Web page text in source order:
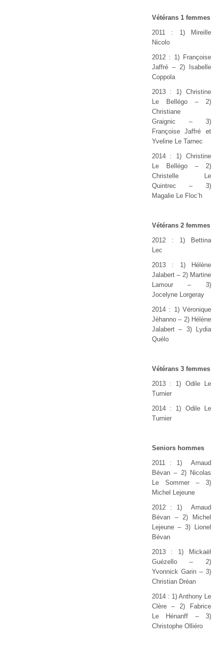
Vétérans 1 femmes
2011 : 1) Mireille
Nicolo
2012 : 1) Françoise
Jaffré – 2) Isabelle
Coppola
2013 : 1) Christine
Le Bellégo –2)
Christiane
Graignic –3)
Françoise Jaffré et
Yveline Le Tarnec
2014 : 1) Christine
Le Bellégo – 2)
Christelle Le
Quintrec – 3)
Magalie Le Floc’h
Vétérans 2 femmes
2012 : 1) Bettina
Lec
2013 : 1) Hélène
Jalabert–2) Martine
Lamour–3)
Jocelyne Lorgeray
2014 : 1) Véronique
Jéhanno – 2) Hélène
Jalabert – 3) Lydia
Quélo
Vétérans 3 femmes
2013 : 1) Odile Le
Turnier
2014 : 1) Odile Le
Turnier
Seniors hommes
2011 : 1) Arnaud
Bévan – 2) Nicolas
Le Sommer –3)
Michel Lejeune
2012 : 1) Arnaud
Bévan – 2) Michel
Lejeune – 3) Lionel
Bévan
2013 : 1) Mickaël
Guézello–2)
Yvonnick Garin –3)
Christian Dréan
2014 : 1) Anthony Le
Clère – 2) Fabrice
Le Hénanff – 3)
Christophe Olliéro